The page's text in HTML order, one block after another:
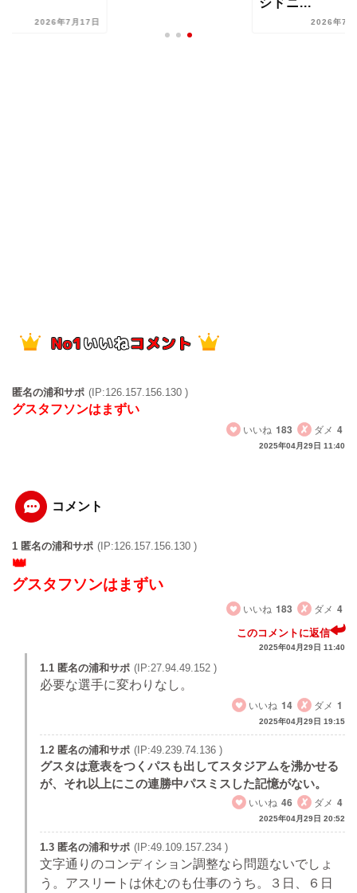
2026年7月17日 2026年7
匿名の浦和サポ (IP:126.157.156.130 )
グスタフソンはまずい
いいね 183 ダメ 4
2025年04月29日 11:40
コメント
1 匿名の浦和サポ (IP:126.157.156.130 )
グスタフソンはまずい
いいね 183 ダメ 4
このコメントに返信
2025年04月29日 11:40
1.1 匿名の浦和サポ (IP:27.94.49.152 )
必要な選手に変わりなし。
いいね 14 ダメ 1
2025年04月29日 19:15
1.2 匿名の浦和サポ (IP:49.239.74.136 )
グスタは意表をつくパスも出してスタジアムを沸かせる
が、それ以上にこの連勝中パスミスした記憶がない。
いいね 46 ダメ 4
2025年04月29日 20:52
1.3 匿名の浦和サポ (IP:49.109.157.234 )
文字通りのコンディション調整なら問題ないでしょ
う。アスリートは休むのも仕事のうち。３日、６日